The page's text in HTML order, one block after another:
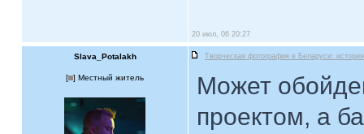
20 июл, 06 20:27
Slava_Potalakh Творческая фотография в Беларуси:
[ ] Местный житель
Может
проектом, а